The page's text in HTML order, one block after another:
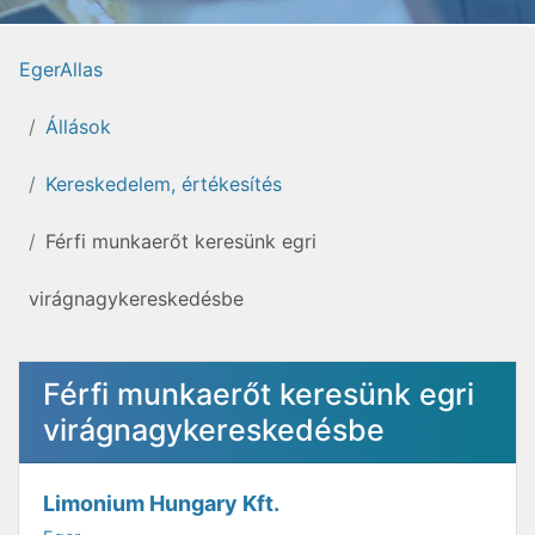
EgerAllas
Állások
Kereskedelem, értékesítés
Férfi munkaerőt keresünk egri
virágnagykereskedésbe
Férfi munkaerőt keresünk egri
virágnagykereskedésbe
Limonium Hungary Kft.